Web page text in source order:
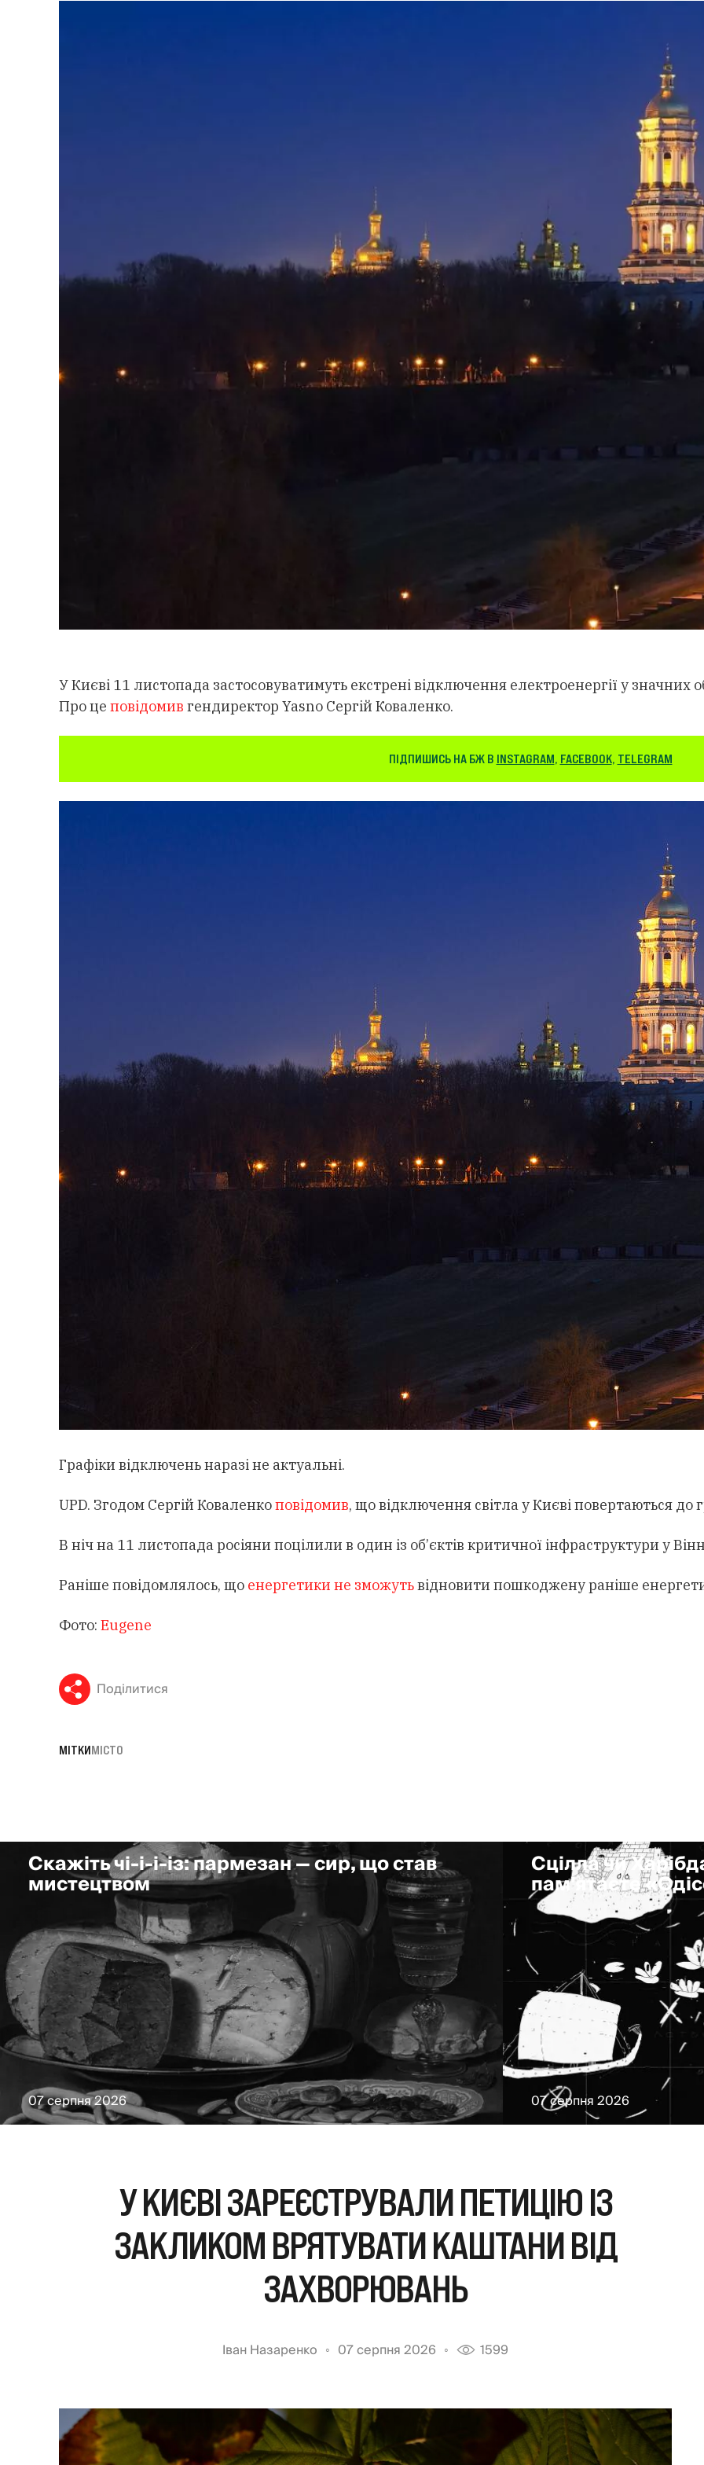
У Києві 11 листопада застосовуватимуть екстрені відключення електроенергії у значних
Про це повідомив гендиректор Yasno Сергій Коваленко.
ПІДПИШИСЬ НА БЖ В INSTAGRAM, FACEBOOK, TELEGRAM
Графіки відключень наразі не актуальні.
UPD. Згодом Сергій Коваленкоповідомив, що відключення світла у Києві повертаються до
В ніч на 11 листопада росіяни поцілили в один із об’єктів критичної інфраструктури у
Раніше повідомлялось, що енергетики не зможутьвідновити пошкоджену раніше
Фото: Eugene
Поділитися
МІТКИМІСТО
Скажіть чі-і-і-із: пармезан — сир, що став
мистецтвом
07 серпня 2026
Сцілла чи
пам'ятаєте
07 серпня 2026
У КИЄВІ ЗАРЕЄСТРУВАЛИ ПЕТИЦІЮ ІЗ
ЗАКЛИКОМ ВРЯТУВАТИ КАШТАНИ ВІД
ЗАХВОРЮВАНЬ
Іван Назаренко 07 серпня 2026 1599